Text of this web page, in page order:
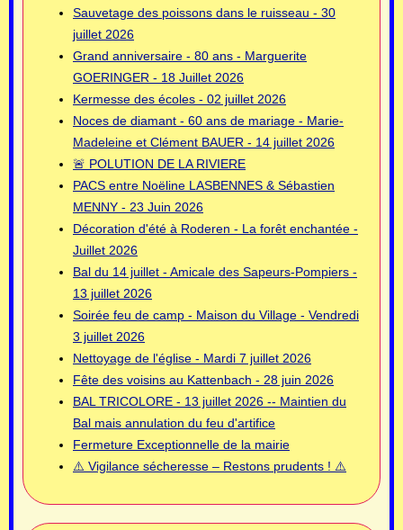
Sauvetage des poissons dans le ruisseau - 30
juillet 2026
Grand anniversaire - 80 ans - Marguerite
GOERINGER - 18 Juillet 2026
Kermesse des écoles - 02 juillet 2026
Noces de diamant - 60 ans de mariage - Marie-
Madeleine et Clément BAUER - 14 juillet 2026
🚨 POLUTION DE LA RIVIERE
PACS entre Noëline LASBENNES & Sébastien
MENNY - 23 Juin 2026
Décoration d'été à Roderen - La forêt enchantée -
Juillet 2026
Bal du 14 juillet - Amicale des Sapeurs-Pompiers -
13 juillet 2026
Soirée feu de camp - Maison du Village - Vendredi
3 juillet 2026
Nettoyage de l'église - Mardi 7 juillet 2026
Fête des voisins au Kattenbach - 28 juin 2026
BAL TRICOLORE - 13 juillet 2026 -- Maintien du
Bal mais annulation du feu d'artifice
Fermeture Exceptionnelle de la mairie
⚠️ Vigilance sécheresse – Restons prudents ! ⚠️